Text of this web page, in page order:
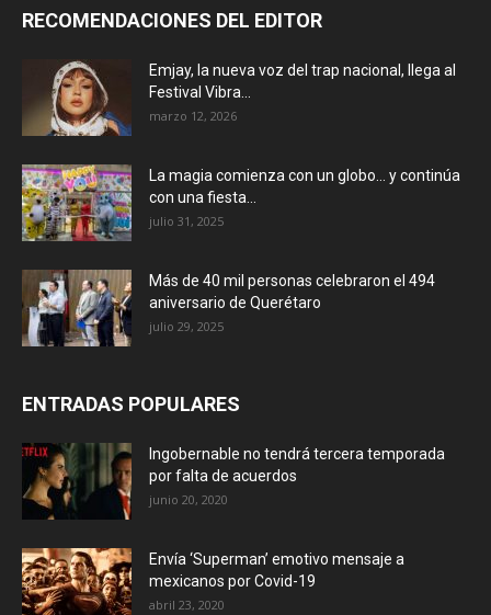
RECOMENDACIONES DEL EDITOR
Emjay, la nueva voz del trap nacional, llega al
Festival Vibra...
marzo 12, 2026
La magia comienza con un globo… y continúa
con una fiesta...
julio 31, 2025
Más de 40 mil personas celebraron el 494
aniversario de Querétaro
julio 29, 2025
ENTRADAS POPULARES
Ingobernable no tendrá tercera temporada
por falta de acuerdos
junio 20, 2020
Envía ‘Superman’ emotivo mensaje a
mexicanos por Covid-19
abril 23, 2020